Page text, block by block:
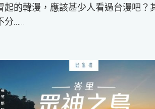
起的韓漫，應該甚少人看過台漫吧？
分……